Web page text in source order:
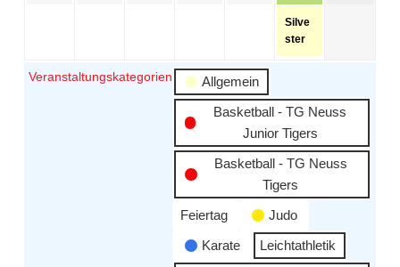
Silve
ster
Veranstaltungskategorien
Allgemein
Basketball - TG Neuss
Junior Tigers
Basketball - TG Neuss
Tigers
Feiertag
Judo
Karate
Leichtathletik